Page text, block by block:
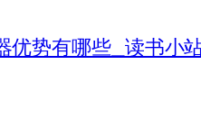
优势有哪些_读书小